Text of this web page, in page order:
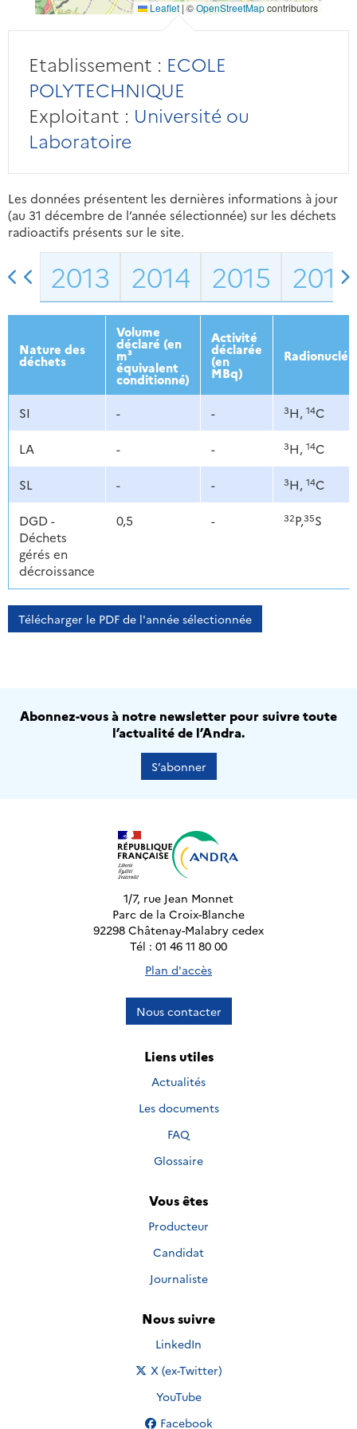
Leaflet | ©OpenStreetMapcontributors
Etablissement : ECOLE
POLYTECHNIQUE
Exploitant : Université ou
Laboratoire
Les données présentent les dernières informations à jour
(au 31 décembre de l’année sélectionnée) sur les déchets
radioactifs présents sur le site.
2013 2014 2015 2016
Nature des
déchets
Volume
déclaré (en
m³
équivalent
conditionné)
Activité
déclarée
(en
MBq)
SI - - 3H, 14C
LA - - 3H, 14C
SL - - 3H, 14C
DGD -
Déchets
gérés en
décroissance
0,5 - 32P,35S
Télécharger le PDF de l'année sélectionnée
Abonnez-vous à notre newsletter pour suivre toute
l’actualité de l’Andra.
S’abonner
1/7, rue Jean Monnet
Parc de la Croix-Blanche
92298 Châtenay-Malabry cedex
Tél : 01 46 11 80 00
Plan d'accès
Nous contacter
Liens utiles
Actualités
Les documents
FAQ
Glossaire
Vous êtes
Producteur
Candidat
Journaliste
Nous suivre
Nous suivre sur
LinkedIn
Nous suivre sur
X (ex-Twitter)
Nous suivre sur
YouTube
Nous suivre sur
Facebook